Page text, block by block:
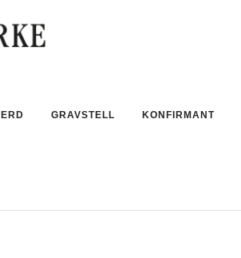
GRAVSTELL KONFIRMANT